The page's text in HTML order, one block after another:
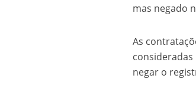
mas negado
As
negar o